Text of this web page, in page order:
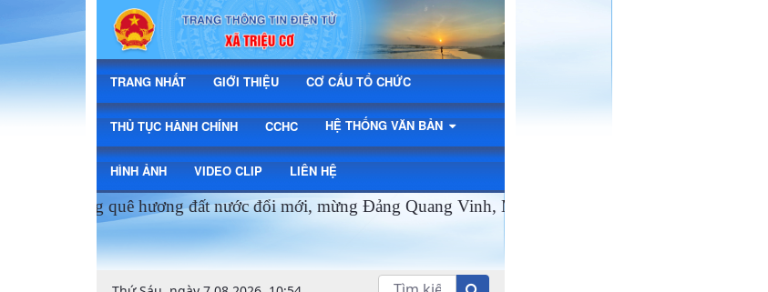
Tin tức - Sự kiện - Xã Triệu Cơ
TRANG NHẤT GIỚI THIỆU CƠ CẤU TỔ CHỨC
THỦ TỤC HÀNH CHÍNH CCHC HỆ THỐNG VĂN BẢN
HÌNH ẢNH VIDEO CLIP LIÊN HỆ
Mừng quê hương đất nước đổi mới, mừng Đảng Quang Vinh, Mừng Xuân Ất Tỵ 2025!